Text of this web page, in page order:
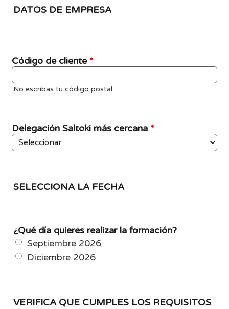
DATOS DE EMPRESA
Código de cliente *
No escribas tu código postal
Delegación Saltoki más cercana *
SELECCIONA LA FECHA
¿Qué día quieres realizar la formación?
Septiembre 2026
Diciembre 2026
VERIFICA QUE CUMPLES LOS REQUISITOS